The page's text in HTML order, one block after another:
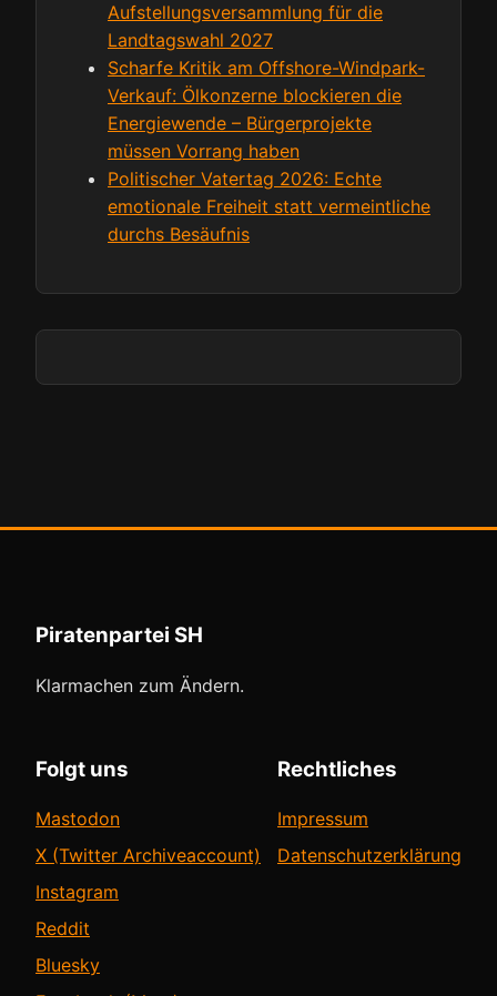
Aufstellungsversammlung für die
Landtagswahl 2027
Scharfe Kritik am Offshore-Windpark-
Verkauf: Ölkonzerne blockieren die
Energiewende – Bürgerprojekte
müssen Vorrang haben
Politischer Vatertag 2026: Echte
emotionale Freiheit statt vermeintliche
durchs Besäufnis
Piratenpartei SH
Klarmachen zum Ändern.
Folgt uns
Mastodon
X (Twitter Archiveaccount)
Instagram
Reddit
Bluesky
Rechtliches
Impressum
Datenschutzerklärung